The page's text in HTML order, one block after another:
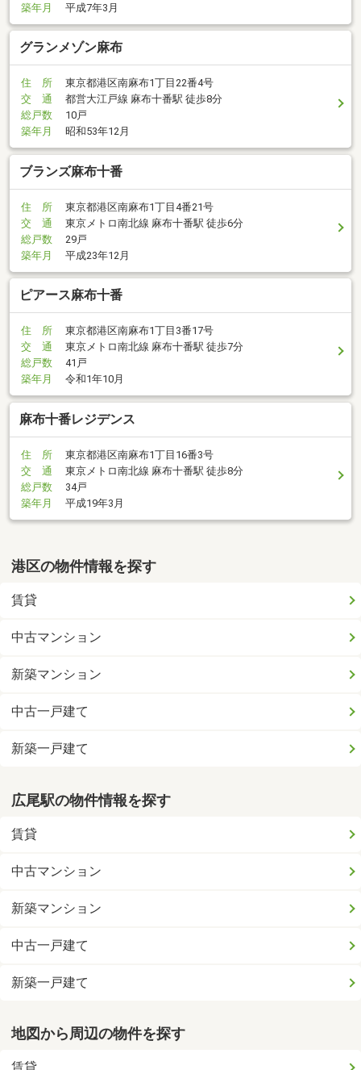
築年月
平成7年3月
グランメゾン麻布
住 所
東京都港区南麻布1丁目22番4号
交 通
都営大江戸線 麻布十番駅 徒歩8分
総戸数
10戸
築年月
昭和53年12月
ブランズ麻布十番
住 所
東京都港区南麻布1丁目4番21号
交 通
東京メトロ南北線 麻布十番駅 徒歩6分
総戸数
29戸
築年月
平成23年12月
ピアース麻布十番
住 所
東京都港区南麻布1丁目3番17号
交 通
東京メトロ南北線 麻布十番駅 徒歩7分
総戸数
41戸
築年月
令和1年10月
麻布十番レジデンス
住 所
東京都港区南麻布1丁目16番3号
交 通
東京メトロ南北線 麻布十番駅 徒歩8分
総戸数
34戸
築年月
平成19年3月
港区の物件情報を探す
賃貸
中古マンション
新築マンション
中古一戸建て
新築一戸建て
広尾駅の物件情報を探す
賃貸
中古マンション
新築マンション
中古一戸建て
新築一戸建て
地図から周辺の物件を探す